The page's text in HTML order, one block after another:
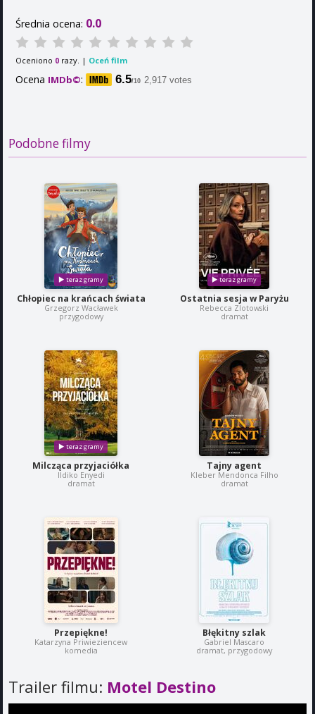
Średnia ocena: 0.0
Oceniono 0 razy. | Oceń film
Ocena IMDb©: 6.5/10 2,917 votes
Podobne filmy
Chłopiec na krańcach świata
Grzegorz Wacławek
przygodowy
Ostatnia sesja w Paryżu
Rebecca Zlotowski
dramat
Milcząca przyjaciółka
Ildiko Enyedi
dramat
Tajny agent
Kleber Mendonca Filho
dramat
Przepiękne!
Katarzyna Priwieziencew
komedia
Błękitny szlak
Gabriel Mascaro
dramat, przygodowy
Trailer filmu: Motel Destino